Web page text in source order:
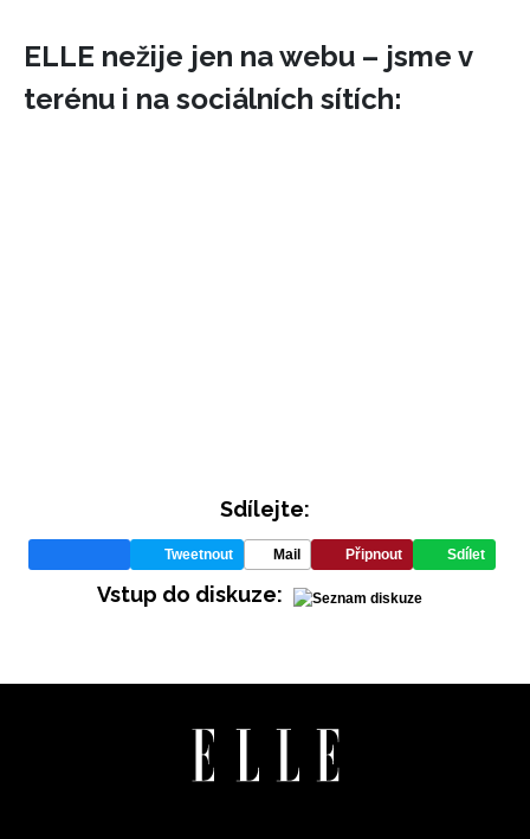
ELLE nežije jen na webu – jsme v
terénu i na sociálních sítích:
Sdílejte:
Tweetnout Mail Připnout Sdílet
Vstup do diskuze: